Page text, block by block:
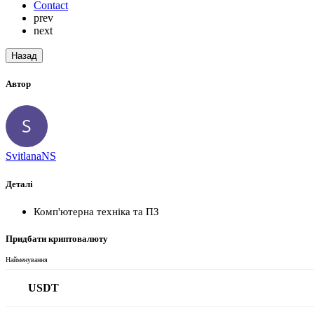
Contact
prev
next
Назад
Автор
SvitlanaNS
Деталі
Комп'ютерна техніка та ПЗ
Придбати криптовалюту
Найменування
USDT